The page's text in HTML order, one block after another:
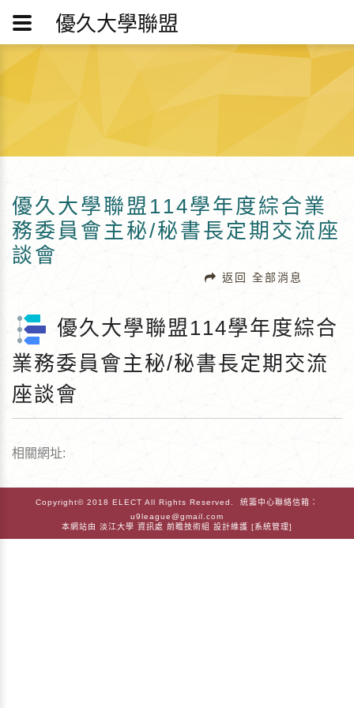
優久大學聯盟
優久大學聯盟114學年度綜合業
務委員會主秘/秘書長定期交流座
談會
返回 全部消息
優久大學聯盟114學年度綜合
業務委員會主秘/秘書長定期交流
座談會
相關網址:
Copyright© 2018 ELECT All Rights Reserved. 統籌中心聯絡信箱：
u9league@gmail.com
本網站由 淡江大學 資訊處 前瞻技術組 設計維護 [系統管理]